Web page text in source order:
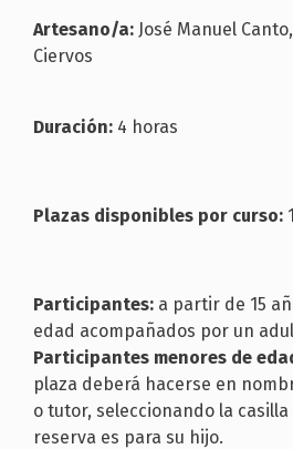
Artesano/a: José Manuel
Ciervos
Duración: 4 horas
Plazas disponibles por curso:
Participantes: a partir de 15
edad acompañados por un
Participantes menores de
plaza deberá hacerse en
o tutor, seleccionando la
reserva es para su hijo.